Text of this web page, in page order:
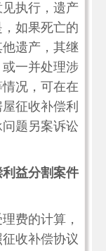
执行，遗产
如果死亡的
遗产，其继
一并处理涉
况，可在在
征收补偿利
题另案诉讼
利益分割案件
费的计算，
收补偿协议